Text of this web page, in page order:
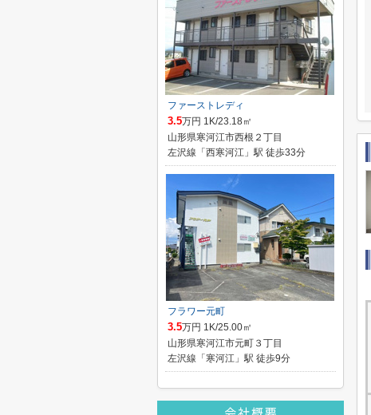
ファーストレディ
3.5万円 1K/23.18㎡
山形県寒河江市西根２丁目
左沢線「西寒河江」駅 徒歩33分
フラワー元町
3.5万円 1K/25.00㎡
山形県寒河江市元町３丁目
左沢線「寒河江」駅 徒歩9分